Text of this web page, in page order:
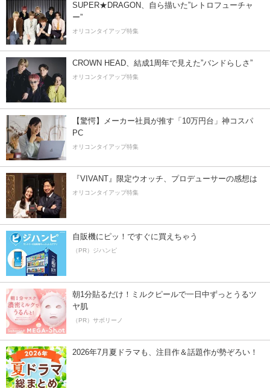
SUPER★DRAGON、自ら描いた”レトロフューチャ
ー”
オリコンタイアップ特集
CROWN HEAD、結成1周年で見えた”バンドらしさ”
オリコンタイアップ特集
【驚愕】メーカー社員が推す「10万円台」神コスパ
PC
オリコンタイアップ特集
『VIVANT』限定ウオッチ、プロデューサーの感想は
オリコンタイアップ特集
自販機にピッ！ですぐに買えちゃう
（PR）ジハンピ
朝1分貼るだけ！ミルクピールで一日中ずっとうるツ
ヤ肌
（PR）サボリーノ
2026年7月夏ドラマも、注目作＆話題作が勢ぞろい！